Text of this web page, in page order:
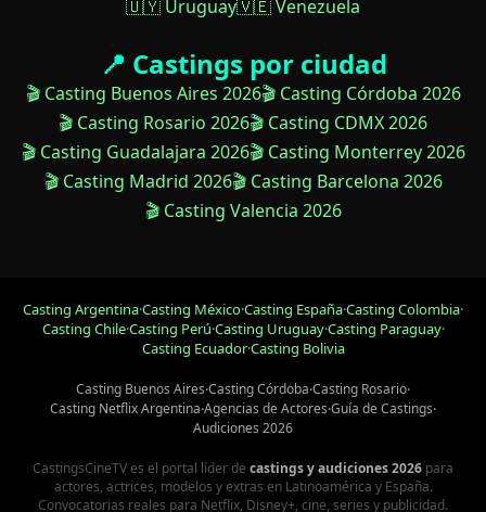
🇺🇾 Uruguay🇻🇪 Venezuela
📍 Castings por ciudad
🎬 Casting Buenos Aires 2026🎬 Casting Córdoba 2026
🎬 Casting Rosario 2026🎬 Casting CDMX 2026
🎬 Casting Guadalajara 2026🎬 Casting Monterrey 2026
🎬 Casting Madrid 2026🎬 Casting Barcelona 2026
🎬 Casting Valencia 2026
Casting Argentina·Casting México·Casting España·Casting Colombia·
Casting Chile·Casting Perú·Casting Uruguay·Casting Paraguay·
Casting Ecuador·Casting Bolivia
Casting Buenos Aires·Casting Córdoba·Casting Rosario·
Casting Netflix Argentina·Agencias de Actores·Guía de Castings·
Audiciones 2026
CastingsCineTV es el portal líder de castings y audiciones 2026 para
actores, actrices, modelos y extras en Latinoamérica y España.
Convocatorias reales para Netflix, Disney+, cine, series y publicidad.